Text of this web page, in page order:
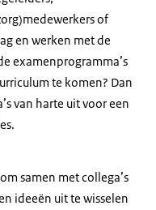
of
en werken met de
examenprogramma’s
te komen? Dan
van harte uit voor een
samen met collega’s
ideeën uit te wisselen